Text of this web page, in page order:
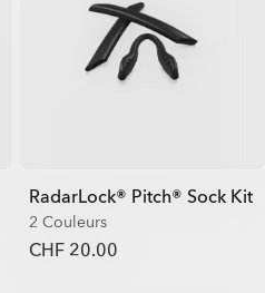
RadarLock® Pitch® Sock Kit
2 Couleurs
CHF 20.00